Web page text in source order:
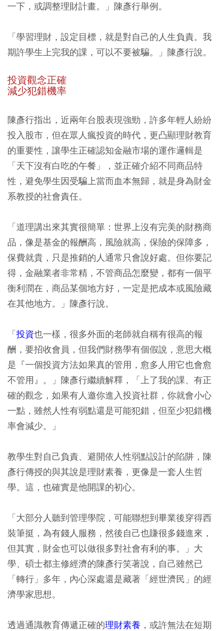
一下，或調整理財計畫。」陳彥行舉例。
「學習理財，設定目標，就是對自己的人生負責。我
期許學生上完我的課，可以不要被騙。」陳彥行說。
投資觀念正確
減少犯錯機率
陳彥行指出，近兩年台股表現強勁，許多年輕人紛紛
投入股市，但在眾人瘋投資的時代，更凸顯理財教育
的重要性，讓學生正確認知金融市場的運作邏輯是
「天下沒有白吃的午餐」，並正確介紹不同商品特
性，避免學生因受騙上當而血本無歸，就是身為財金
系教授的社會責任。
「道理講出來其實很簡單：世界上沒有完美的財務商
品，像是基金的報酬高，風險就高，保險的保障多，
保費就貴，只是推銷的人通常只會說好處。但你要記
得，金融業者非常精，不管商品怎麼變，都有一個平
衡利潤在，商品某個地方好，一定是把成本或風險藏
在其他地方。」陳彥行說。
「投資也一樣，很多外面的老師就自稱有很高的報
酬，要招收會員，但我們財務學有個假說，意思大概
是『一個投資方法如果真的管用，愈多人用它也會愈
不管用』。」陳彥行繼續解釋，「上了我的課、有正
確的觀念，如果有人邀你進入投資社群，你就會小心
一點，雖然人性有弱點還是可能犯錯，但至少犯錯機
率會減少。」
教學生對自己負責、避開依人性弱點設計的陷阱，陳
彥行傳授的與其說是理財素養，更像是一套人生哲
學。這，也確實是他開課的初心。
「大部分人聽到管理學院，可能聯想到畢業後穿得西
裝筆挺，為有錢人服務，然後自己也賺很多錢進來，
但其實，財金也可以做很多對社會有利的事。」大
學、碩士都主修經濟的陳彥行笑著說，自己雖然已
「轉行」多年，內心深處還是藏著「經世濟民」的經
濟學家思想。
透過通識教育傳遞正確的理財素養 ，或許無法在短期